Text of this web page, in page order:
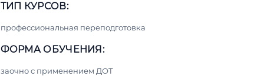
ТИП КУРСОВ:
профессиональная переподготовка
ФОРМА ОБУЧЕНИЯ:
заочно с применением ДОТ